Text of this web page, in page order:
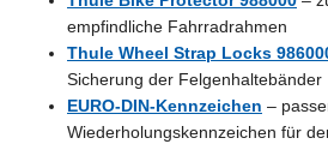
empfindliche Fahrradrahmen
Thule Wheel Strap Locks
Sicherung der Felgenhaltebänder
EURO-DIN-Kennzeichen –
Wiederholungskennzeichen für